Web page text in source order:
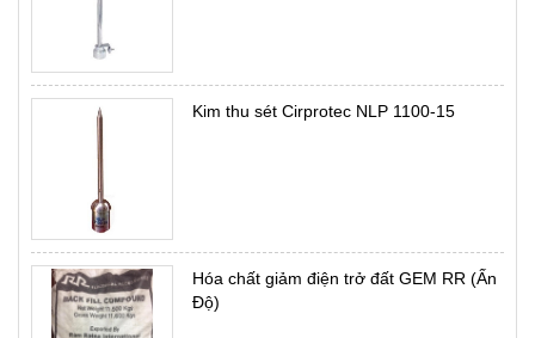
Kim thu sét Cirprotec NLP 1100-15
Hóa chất giảm điện trở đất GEM RR (Ấn
Độ)